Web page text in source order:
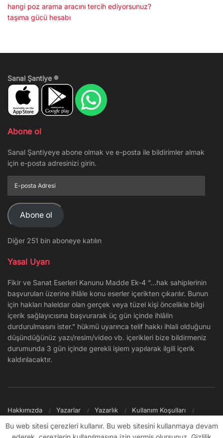
hangi poz arama aracını tercih ediyorsunuz?
taşıma gücü hesabı
Sanal Şantiye ®
Abone ol
Sanal Şantiyeye abone olmak ve e-posta ile bildirimler almak
için e-posta adresinizi girin.
posta
Adresi
Abone ol
Diğer 251 bin aboneye katılın
Yasal Uyarı
Fikir ve Sanat Eserleri Kanunu Madde Ek-4 “…hak sahiplerinin
başvuruları üzerine ihlâle konu eserler içerikten çıkarılır. Bunun
için hakları haleldar olan gerçek veya tüzel kişi öncelikle bilgi
içerik sağlayıcısına başvurarak üç gün içinde ihlâlin
durdurulmasını ister.” hükmü uyarınca telif hakkı ihlali olduğunu
düşündüğünüz yazı/resim/video vb. içerikleri bize bildirmeniz
durumunda 3 gün içinde gerekli işlem yapılarak ilgili içerik
kaldırılacaktır.
Hakkımızda Yazarlar Yazarlık
Kullanım Koşulları
Bu web sitesi çerezleri kullanır. Bu web sitesini kullanmaya devam